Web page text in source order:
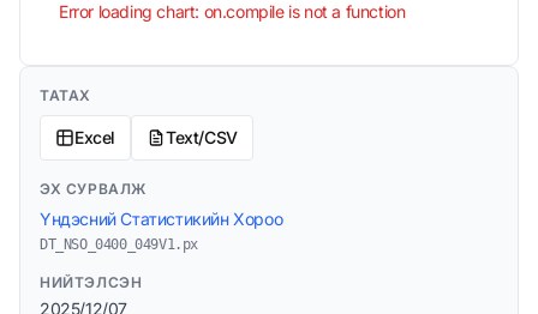
Error loading chart: on.compile is not a function
ТАТАХ
Excel Text/CSV
ЭХ СУРВАЛЖ
Үндэсний Статистикийн Хороо
DT_NSO_0400_049V1.px
НИЙТЭЛСЭН
2025/12/07